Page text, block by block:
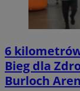
6
Bieg dla
Burloch